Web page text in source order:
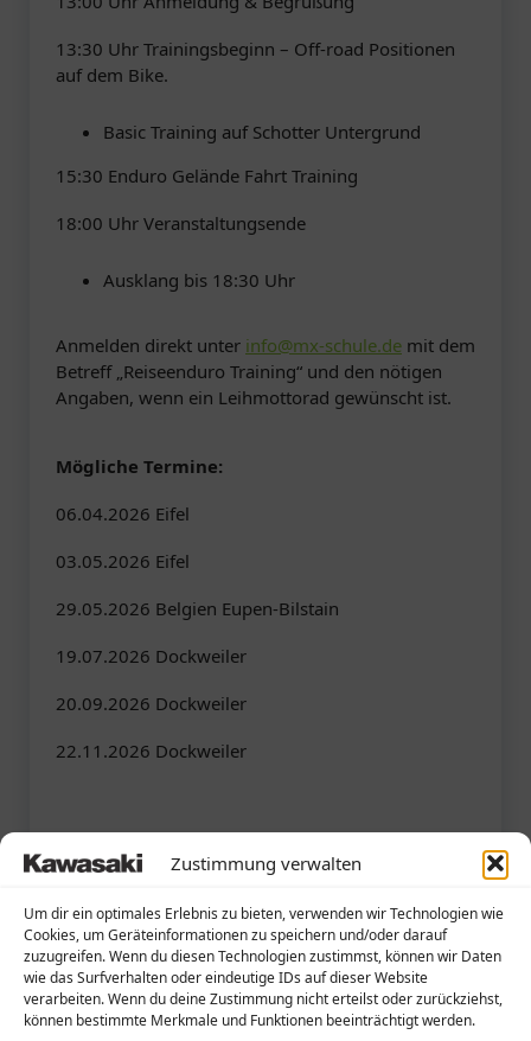
Zustimmung verwalten
Um dir ein optimales Erlebnis zu bieten, verwenden wir Technologien wie
Cookies, um Geräteinformationen zu speichern und/oder darauf
zuzugreifen. Wenn du diesen Technologien zustimmst, können wir Daten
wie das Surfverhalten oder eindeutige IDs auf dieser Website
verarbeiten. Wenn du deine Zustimmung nicht erteilst oder zurückziehst,
können bestimmte Merkmale und Funktionen beeinträchtigt werden.
13:30 Uhr Trainingsbeginn – Off-road Positionen
auf dem Bike.
Basic Training auf Schotter Untergrund
15:30 Enduro Gelände Fahrt Training
18:00 Uhr Veranstaltungsende
Ausklang bis 18:30 Uhr
Anmelden direkt unter info@mx-schule.de mit dem
Betreff „Reiseenduro Training“ und den nötigen
Angaben, wenn ein Leihmottorad gewünscht ist.
Mögliche Termine:
06.04.2026 Eifel
03.05.2026 Eifel
29.05.2026 Belgien Eupen-Bilstain
19.07.2026 Dockweiler
20.09.2026 Dockweiler
22.11.2026 Dockweiler